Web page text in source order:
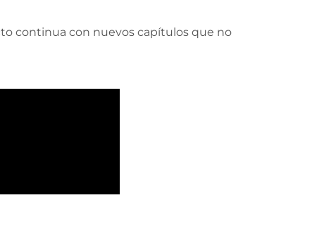
continua con nuevos capítulos que no